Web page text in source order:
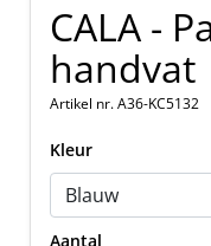
CALA -
handvat
Artikel nr. A36-KC5132
Kleur
Aantal